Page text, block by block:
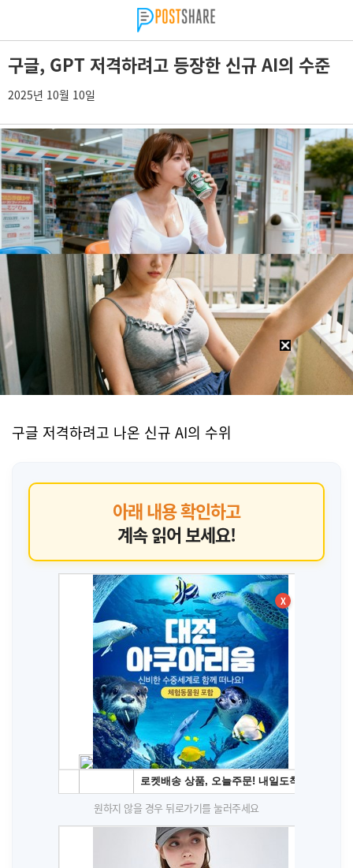
구글, GPT 저격하려고 등장한 신규 AI의 수준
2025년 10월 10일
구글 저격하려고 나온 신규 AI의 수위
아래 내용 확인하고
계속 읽어 보세요!
X
원하지 않을 경우 뒤로가기를 눌러주세요